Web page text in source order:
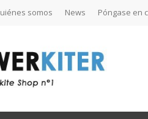
somos News Póngase en